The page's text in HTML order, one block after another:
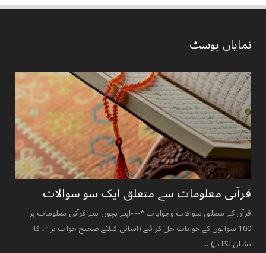
نمایاں پوسٹ
قرآنی ‏معلومات ‏سے ‏متعلق ‏ایک ‏سو ‏سوالات ‏
قرآن کے متعلق سوالات وجوابات *---اپنے بچوں سے قرآنی معلومات پر
100 سوالوں کے جوابات حل کرائیے (آسانی کیلئے صحیح جواب پر ✅ کا
نشان لگا ہے) ...